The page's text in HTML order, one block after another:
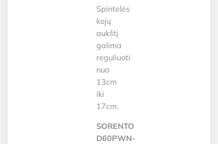
Spintelės
kojų
aukštį
galima
reguliuoti
nuo
13cm
iki
17cm.
SORENTO
D60PWN-